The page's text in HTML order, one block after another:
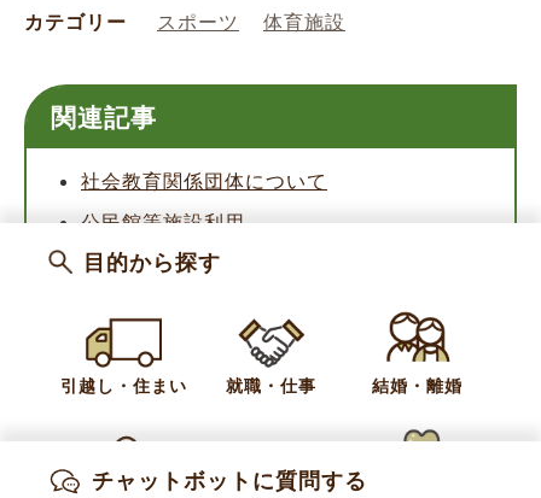
カテゴリー スポーツ 体育施設
関連記事
社会教育関係団体について
公民館等施設利用
学校施設利用
お問い合わせ
興係
目的から探す
引越し・住まい 就職・仕事 結婚・離婚
チャットボットに質問する